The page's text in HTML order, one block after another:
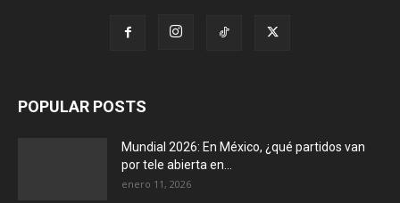
POPULAR POSTS
Mundial 2026: En México, ¿qué partidos van
por tele abierta en...
enero 11, 2026